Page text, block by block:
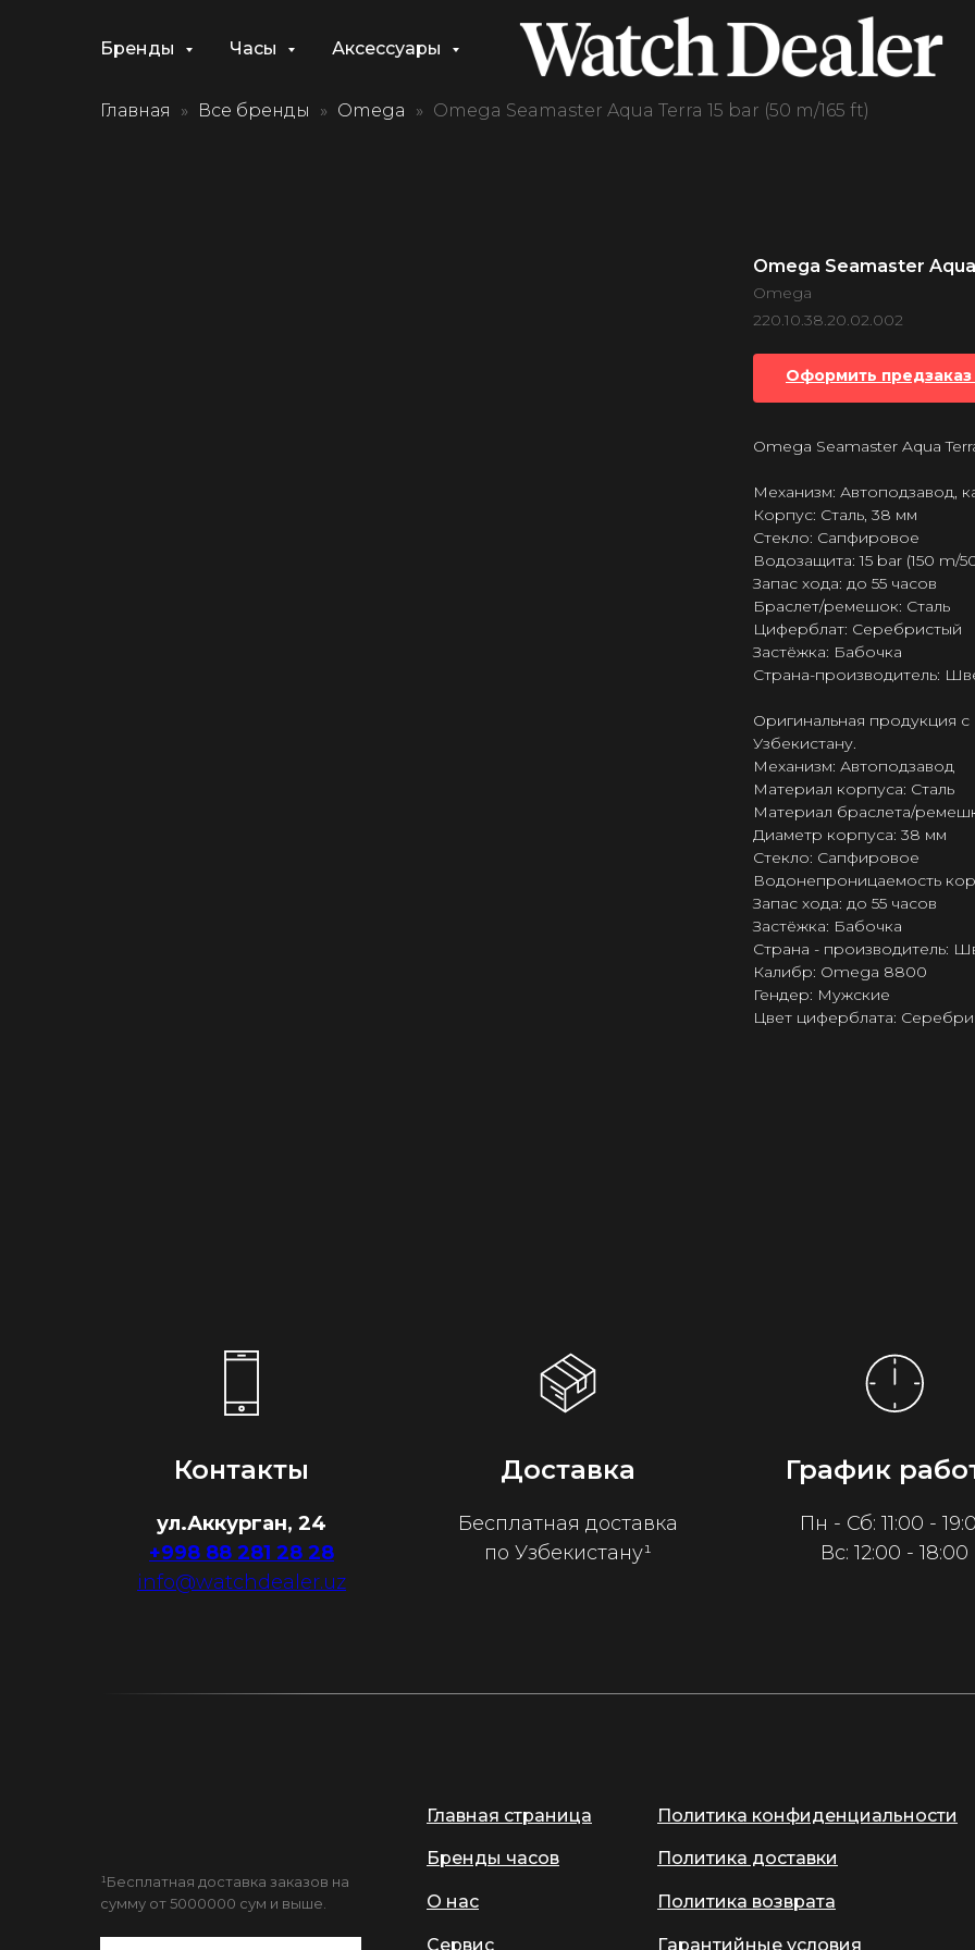
Бренды Часы Аксессуары
Главная Все бренды Omega Omega Seamaster Aqua Terra 15 bar (50 m/165 ft)
Omega Seamaster
Omega
220.10.38.20.02.002
Оформить
Omega Seamaster Aqua
Механизм: Автоподзавод,
Корпус: Сталь, 38 мм
Стекло: Сапфировое
Водозащита: 15 bar (150 m/
Запас хода: до 55 часов
Браслет/ремешок: Сталь
Циферблат: Серебристый
Застёжка: Бабочка
Страна-производитель:
Оригинальная продукция
Узбекистану.
Механизм: Автоподзавод
Материал корпуса: Сталь
Материал браслета/
Диаметр корпуса: 38 мм
Стекло: Сапфировое
Водонепроницаемость
Запас хода: до 55 часов
Застёжка: Бабочка
Страна - производитель:
Калибр: Omega 8800
Гендер: Мужские
Цвет циферблата:
Контакты
ул.Аккурган, 24
+998 88 281 28 28
info@watchdealer.uz
Доставка
Бесплатная доставка
по Узбекистану¹
График
Пн - Сб: 11:00 -
Вс: 12:00 - 18:00
Главная страница
Бренды часов
О нас
Сервис
¹Бесплатная доставка заказов на
сумму от 5000000 сум и выше.
Политика конфиденциальности
Политика доставки
Политика возврата
Гарантийные условия